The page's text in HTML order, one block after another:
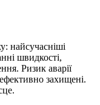
найсучасніші
швидкості,
Ризик аварії
захищені.